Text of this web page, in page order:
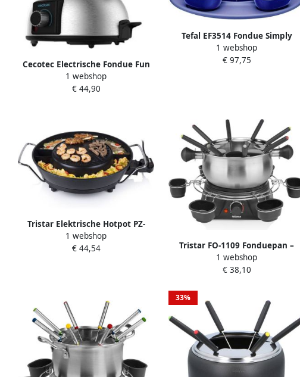
Cecotec Electrische Fondue Fun
GourmetFondue
1 webshop
€ 44,90
Tefal EF3514 Fondue Simply
Invents | Fondue |
Keuken&Koken Fun cooking |
1 webshop
€ 97,75
Tristar Elektrische Hotpot PZ-
9131 – Chinese Fondue – Korean
BBQ en Grillplaat – Inclusief
1 webshop
€ 44,54
Tristar FO-1109 Fonduepan –
Fondue Elektrisch Fondueset 8
personen 1 3 liter – Roestvrijstaal
1 webshop
€ 38,10
33%